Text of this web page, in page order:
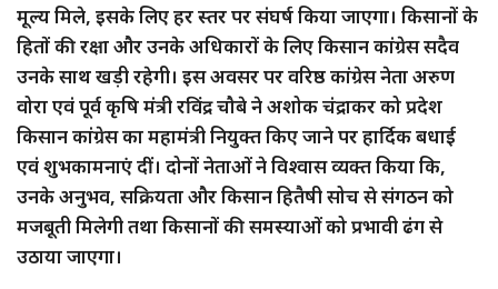
मूल्य मिले, इसके लिए हर स्तर पर संघर्ष किया जाएगा। किसानों के
हितों की रक्षा और उनके अधिकारों के लिए किसान कांग्रेस सदैव
उनके साथ खड़ी रहेगी। इस अवसर पर वरिष्ठ कांग्रेस नेता अरुण
वोरा एवं पूर्व कृषि मंत्री रविंद्र चौबे ने अशोक चंद्राकर को प्रदेश
किसान कांग्रेस का महामंत्री नियुक्त किए जाने पर हार्दिक बधाई
एवं शुभकामनाएं दीं। दोनों नेताओं ने विश्वास व्यक्त किया कि,
उनके अनुभव, सक्रियता और किसान हितैषी सोच से संगठन को
मजबूती मिलेगी तथा किसानों की समस्याओं को प्रभावी ढंग से
उठाया जाएगा।